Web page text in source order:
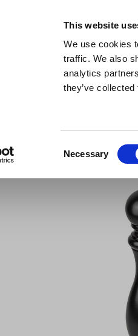
This website
We use cookies
traffic. We also
analytics
they’ve
Necessary
- Allt vad du behöver till ditt
Bakredskap Kok- och
LARSEN PRIS